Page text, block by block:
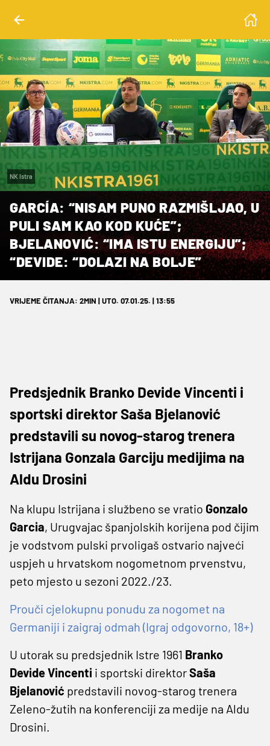
NK Istra
GARCÍA: “NISAM PUNO RAZMIŠLJAO, U
PULI SAM KAO KOD KUĆE”;
BJELANOVIĆ: “IMA ISTU ENERGIJU”;
“DEVIDE: “DOLAZI NA BOLJE”
VRIJEME ČITANJA: 2MIN | UTO. 07.01.25. | 13:55
Predsjednik Branko Devide Vincenti i
sportski direktor Saša Bjelanović
predstavili su novog-starog trenera
Istrijana Gonzala Garciju medijima na
Aldu Drosini
Na klupu Istrijana i službeno se vratio Gonzalo
Garcia, Urugvajac španjolskih korijena pod čijim
je vodstvom pulski prvoligaš ostvario najveći
uspjeh u hrvatskom nogometnom prvenstvu,
peto mjesto u sezoni 2022./23.
Prouči cjelokupnu ponudu za nogomet na
Germaniji i zaigraj odmah (Igraj odgovorno, 18+)
U utorak su predsjednik Istre 1961 Branko
Devide Vincenti i sportski direktorSaša
Bjelanović predstavili novog-starog trenera
Zeleno-žutih na konferenciji za medije na Aldu
Drosini.